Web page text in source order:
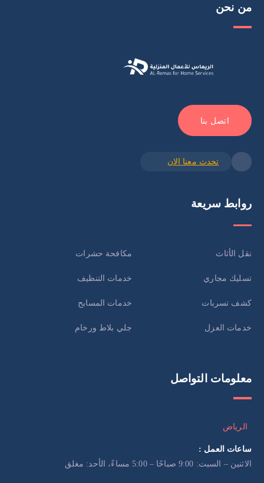
من نحن
اتصل بنا
تحدث معنا الان
روابط سريعة
نقل الأثاث مكافحة حشرات
تسليك مجاري خدمات التنظيف
كشف تسربات خدمات المسابح
خدمات العزل جلي بلاط ورخام
معلومات التواصل
الرياض
ساعات العمل :
الاثنين – السبت: 9:00 صباحًا – 5:00 مساءً، الأحد: مغلق